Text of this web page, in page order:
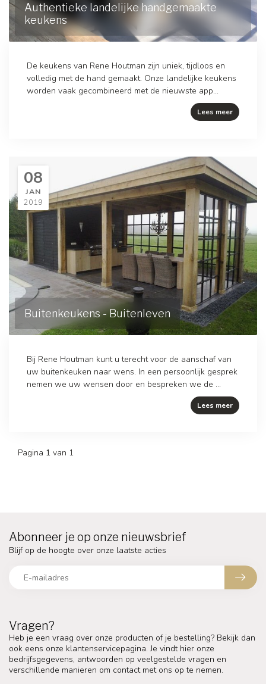
Authentieke landelijke handgemaakte
keukens
De keukens van Rene Houtman zijn uniek, tijdloos en
volledig met de hand gemaakt. Onze landelijke keukens
worden vaak gecombineerd met de nieuwste app...
Lees meer
08
JAN
2019
Buitenkeukens - Buitenleven
Bij Rene Houtman kunt u terecht voor de aanschaf van
uw buitenkeuken naar wens. In een persoonlijk gesprek
nemen we uw wensen door en bespreken we de ...
Lees meer
Pagina 1 van 1
Vragen?
Heb je een vraag over onze producten of je bestelling? Bekijk dan
ook eens onze klantenservicepagina. Je vindt hier onze
bedrijfsgegevens, antwoorden op veelgestelde vragen en
verschillende manieren om contact met ons op te nemen.
Abonneer je op onze nieuwsbrief
Blijf op de hoogte over onze laatste acties